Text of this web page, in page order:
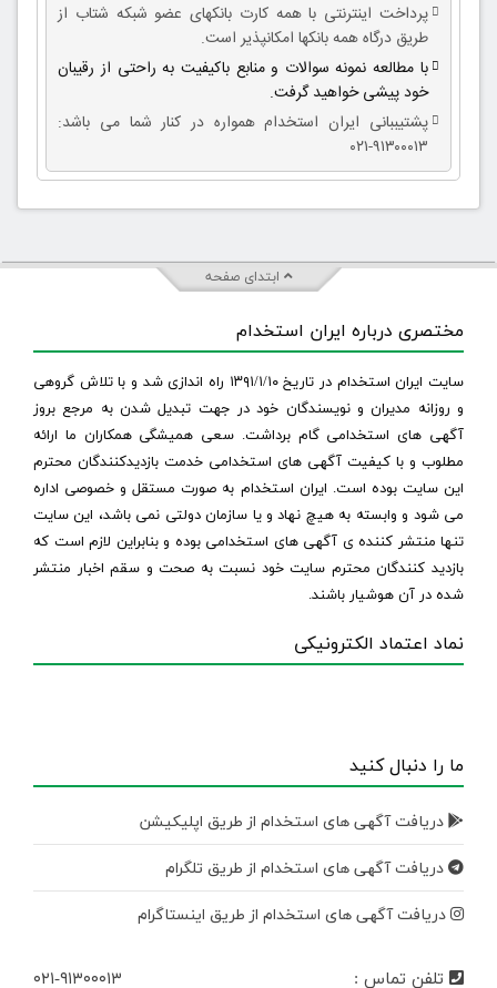
پرداخت اینترنتی با همه کارت بانکهای عضو شبکه شتاب از
طریق درگاه همه بانکها امکانپذیر است.
با مطالعه نمونه سوالات و منابع باکیفیت به راحتی از رقیبان
خود پیشی خواهید گرفت.
پشتیببانی ایران استخدام همواره در کنار شما می باشد:
۹۱۳۰۰۰۱۳-۰۲۱
ابتدای صفحه
مختصری درباره ایران استخدام
سایت ایران استخدام در تاریخ ۱۳۹۱/۱/۱۰ راه اندازی شد و با تلاش گروهی
و روزانه مدیران و نویسندگان خود در جهت تبدیل شدن به مرجع بروز
آگهی های استخدامی گام برداشت. سعی همیشگی همکاران ما ارائه
مطلوب و با کیفیت آگهی های استخدامی خدمت بازدیدکنندگان محترم
این سایت بوده است. ایران استخدام به صورت مستقل و خصوصی اداره
می شود و وابسته به هیچ نهاد و یا سازمان دولتی نمی باشد، این سایت
تنها منتشر کننده ی آگهی های استخدامی بوده و بنابراین لازم است که
بازدید کنندگان محترم سایت خود نسبت به صحت و سقم اخبار منتشر
شده در آن هوشیار باشند.
نماد اعتماد الکترونیکی
ما را دنبال کنید
دریافت آگهی های استخدام از طریق اپلیکیشن
دریافت آگهی های استخدام از طریق تلگرام
دریافت آگهی های استخدام از طریق اینستاگرام
تلفن تماس : ۰۲۱-۹۱۳۰۰۰۱۳